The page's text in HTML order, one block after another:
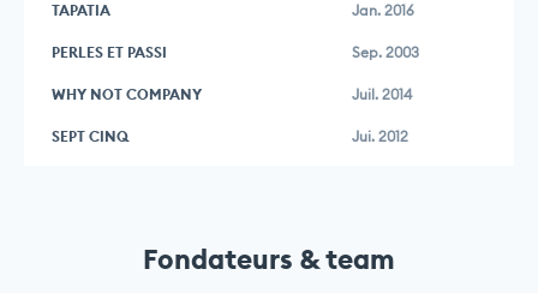
TAPATIA Jan. 2016
PERLES ET PASSI Sep. 2003
WHY NOT COMPANY Juil. 2014
SEPT CINQ Jui. 2012
Fondateurs & team